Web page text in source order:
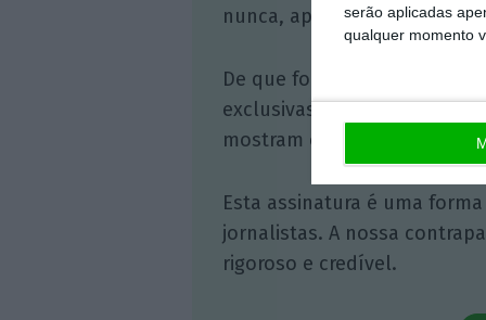
serão aplicadas
qualquer momento
nunca, apoie o jornalismo
De que forma? Assine o
exclusivas, à opinião que
mostram o outro lado da
Esta assinatura é uma
jornalistas. A nossa
rigoroso e credível.